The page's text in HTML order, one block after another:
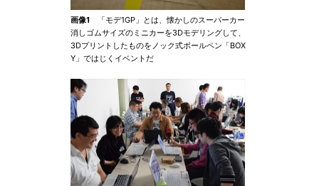
画像1 「モデ1GP」とは、懐かしのスーパーカー
消しゴムサイズのミニカーを3Dモデリングして、
3Dプリントしたものをノック式ボールペン「BOX
Y」ではじくイベントだ